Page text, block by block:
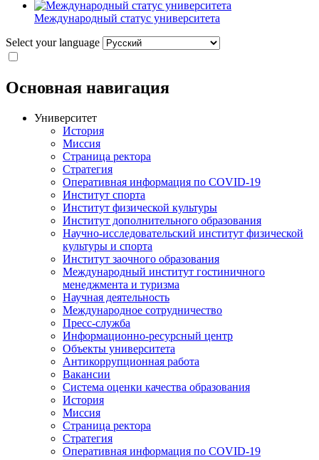
Международный статус университета
Select your language
Основная навигация
Университет
История
Миссия
Страница ректора
Стратегия
Оперативная информация по COVID-19
Институт спорта
Институт физической культуры
Институт дополнительного образования
Научно-исследовательский институт физической
культуры и спорта
Институт заочного образования
Международный институт гостиничного
менеджмента и туризма
Научная деятельность
Международное сотрудничество
Пресс-служба
Информационно-ресурсный центр
Объекты университета
Антикоррупционная работа
Вакансии
Система оценки качества образования
История
Миссия
Страница ректора
Стратегия
Оперативная информация по COVID-19